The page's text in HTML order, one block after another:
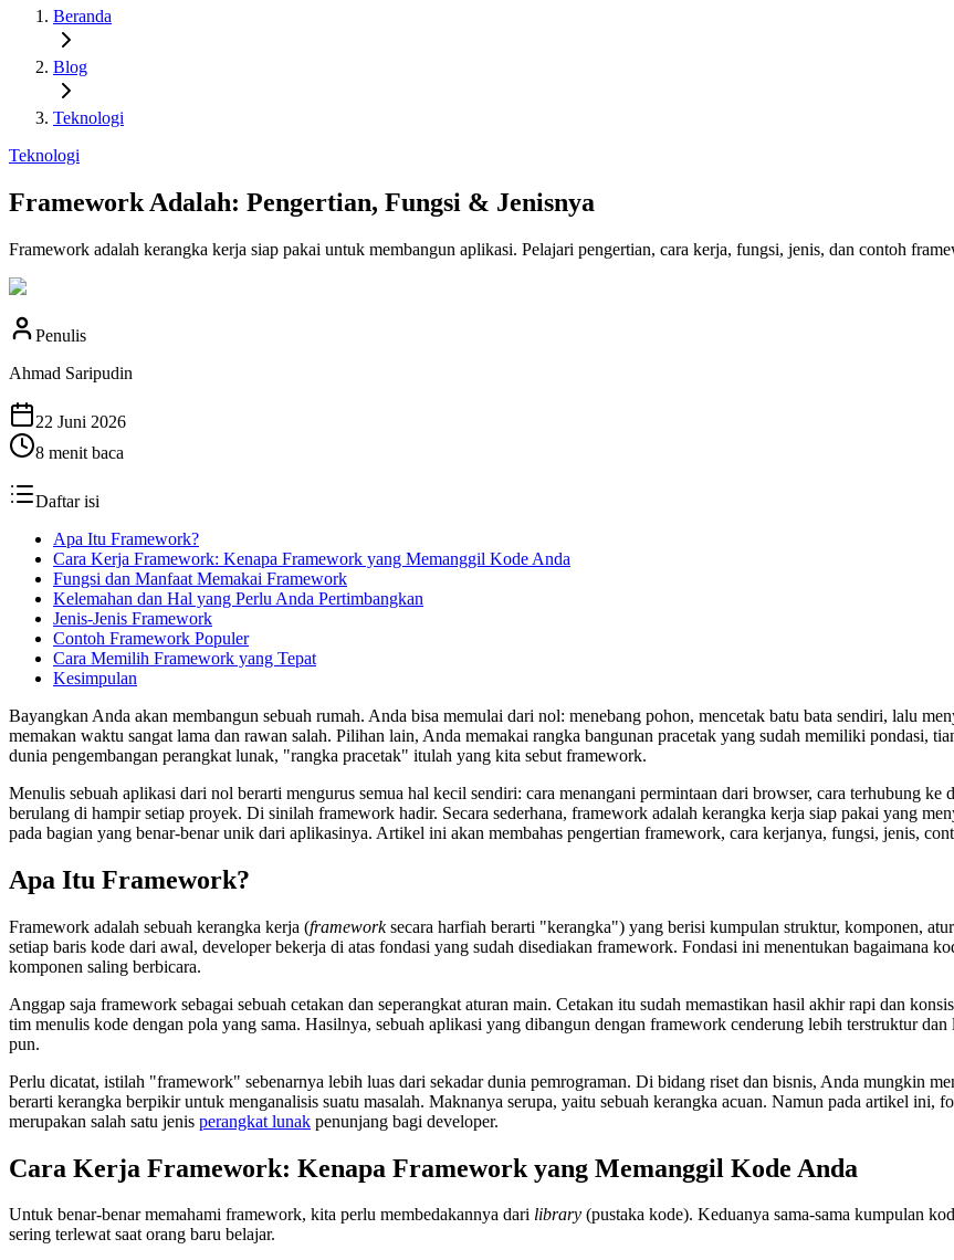
Beranda
Blog
Teknologi
Teknologi
Framework Adalah: Pengertian, Fungsi & Jenisnya
Framework adalah kerangka kerja siap pakai untuk membangun aplikasi. Pelajari pengertian, cara kerja, fungsi, jenis, dan contoh
Penulis
Ahmad Saripudin
22 Juni 2026
8 menit baca
Daftar isi
Apa Itu Framework?
Cara Kerja Framework: Kenapa Framework yang Memanggil Kode Anda
Fungsi dan Manfaat Memakai Framework
Kelemahan dan Hal yang Perlu Anda Pertimbangkan
Jenis-Jenis Framework
Contoh Framework Populer
Cara Memilih Framework yang Tepat
Kesimpulan
Bayangkan Anda akan membangun sebuah rumah. Anda bisa memulai dari nol: menebang pohon, mencetak batu bata sendiri, lalu
memakan waktu sangat lama dan rawan salah. Pilihan lain, Anda memakai rangka bangunan pracetak yang sudah memiliki pondasi,
dunia pengembangan perangkat lunak, "rangka pracetak" itulah yang kita sebut framework.
Menulis sebuah aplikasi dari nol berarti mengurus semua hal kecil sendiri: cara menangani permintaan dari browser, cara terhubung ke
berulang di hampir setiap proyek. Di sinilah framework hadir. Secara sederhana, framework adalah kerangka kerja siap pakai yang
pada bagian yang benar-benar unik dari aplikasinya. Artikel ini akan membahas pengertian framework, cara kerjanya, fungsi, jenis,
Apa Itu Framework?
Framework adalah sebuah kerangka kerja (frameworksecara harfiah berarti "kerangka") yang berisi kumpulan struktur, komponen,
setiap baris kode dari awal, developer bekerja di atas fondasi yang sudah disediakan framework. Fondasi ini menentukan bagaimana
komponen saling berbicara.
Anggap saja framework sebagai sebuah cetakan dan seperangkat aturan main. Cetakan itu sudah memastikan hasil akhir rapi dan
tim menulis kode dengan pola yang sama. Hasilnya, sebuah aplikasi yang dibangun dengan framework cenderung lebih terstruktur
pun.
Perlu dicatat, istilah "framework" sebenarnya lebih luas dari sekadar dunia pemrograman. Di bidang riset dan bisnis, Anda mungkin
berarti kerangka berpikir untuk menganalisis suatu masalah. Maknanya serupa, yaitu sebuah kerangka acuan. Namun pada artikel ini,
merupakan salah satu jenis perangkat lunak penunjang bagi developer.
Cara Kerja Framework: Kenapa Framework yang Memanggil Kode Anda
Untuk benar-benar memahami framework, kita perlu membedakannya dari library (pustaka kode). Keduanya sama-sama kumpulan
sering terlewat saat orang baru belajar.